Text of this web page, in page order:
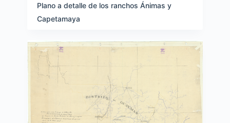
Plano a detalle de los ranchos Ánimas y
Capetamaya